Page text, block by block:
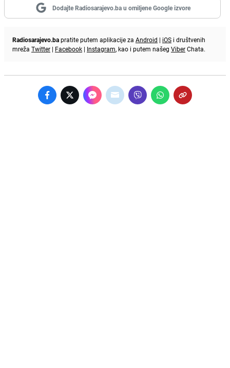
Dodajte Radiosarajevo.ba u omiljene Google izvore
Radiosarajevo.bapratite putem aplikacije za Android | iOS i društvenih
mreža Twitter | Facebook | Instagram, kao i putem našeg ViberChata.